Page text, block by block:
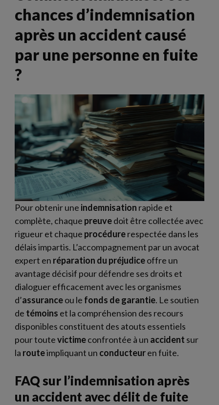
chances d’indemnisation
après un accident causé
par une personne en fuite
?
Pour obtenir une indemnisation rapide et
complète, chaque preuvedoit être collectée avec
rigueur et chaque procédurerespectée dans les
délais impartis. L’accompagnement par un avocat
expert en réparation du préjudiceoffre un
avantage décisif pour défendre ses droits et
dialoguer efficacement avec les organismes
d’assuranceou le fonds de garantie. Le soutien
de témoins et la compréhension des recours
disponibles constituent des atouts essentiels
pour toutevictimeconfrontée à un accident sur
la routeimpliquant un conducteuren fuite.
FAQ sur l’indemnisation après
un accident avec délit de fuite